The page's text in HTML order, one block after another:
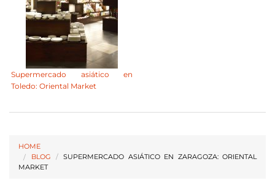
Supermercado asiático en
Toledo: Oriental Market
HOME
BLOG
/ SUPERMERCADO ASIÁTICO EN ZARAGOZA: ORIENTAL
MARKET